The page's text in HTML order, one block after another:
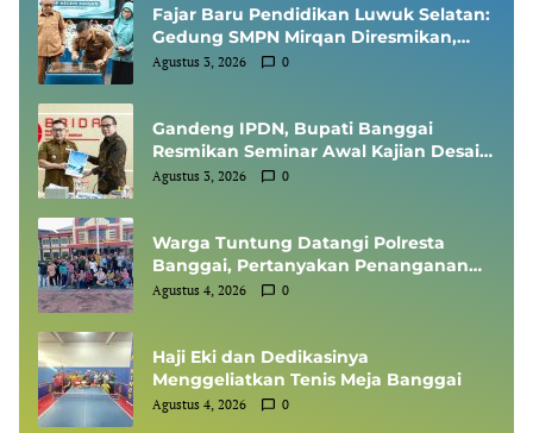
Fajar Baru Pendidikan Luwuk Selatan:
Gedung SMPN Mirqan Diresmikan,
Bupati Banggai Targetkan Generasi
Agustus 3, 2026 0
Gandeng IPDN, Bupati Banggai
Resmikan Seminar Awal Kajian Desain
Besar Wilayah
Agustus 3, 2026 0
Warga Tuntung Datangi Polresta
Banggai, Pertanyakan Penanganan
Perkara Dugaan Tipikor APBDes
Agustus 4, 2026 0
Haji Eki dan Dedikasinya
Menggeliatkan Tenis Meja Banggai
Agustus 4, 2026 0